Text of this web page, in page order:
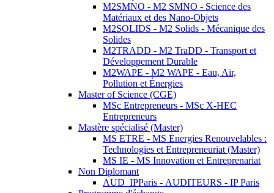
M2SMNO - M2 SMNO - Science des
Matériaux et des Nano-Objets
M2SOLIDS - M2 Solids - Mécanique des
Solides
M2TRADD - M2 TraDD - Transport et
Développement Durable
M2WAPE - M2 WAPE - Eau, Air,
Pollution et Énergies
Master of Science (CGE)
MSc Entrepreneurs - MSc X-HEC
Entrepreneurs
Mastère spécialisé (Master)
MS ETRE - MS Energies Renouvelables :
Technologies et Entrepreneuriat (Master)
MS IE - MS Innovation et Entreprenariat
Non Diplomant
AUD_IPParis - AUDITEURS - IP Paris